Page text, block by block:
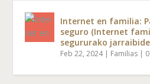
Internet en familia:
seguro (Internet
segururako
Feb 22, 2024| Familias | 0